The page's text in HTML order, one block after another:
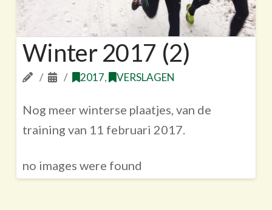
Winter 2017 (2)
2017, VERSLAGEN
Nog meer winterse plaatjes, van de
training van 11 februari 2017.
no images were found